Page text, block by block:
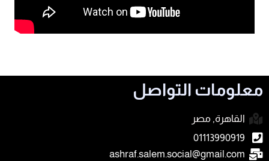
معلومات التواصل
القاهرة, مصر
01113990919
ashraf.salem.social@gmail.com